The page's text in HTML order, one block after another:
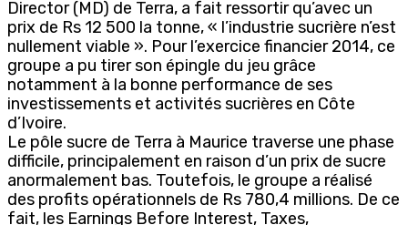
Director (MD) de Terra, a fait ressortir qu’avec un
prix de Rs 12 500 la tonne, « l’industrie sucrière n’est
nullement viable ». Pour l’exercice financier 2014, ce
groupe a pu tirer son épingle du jeu grâce
notamment à la bonne performance de ses
investissements et activités sucrières en Côte
d’Ivoire.
Le pôle sucre de Terra à Maurice traverse une phase
difficile, principalement en raison d’un prix de sucre
anormalement bas. Toutefois, le groupe a réalisé
des profits opérationnels de Rs 780,4 millions. De ce
fait, les Earnings Before Interest, Taxes,